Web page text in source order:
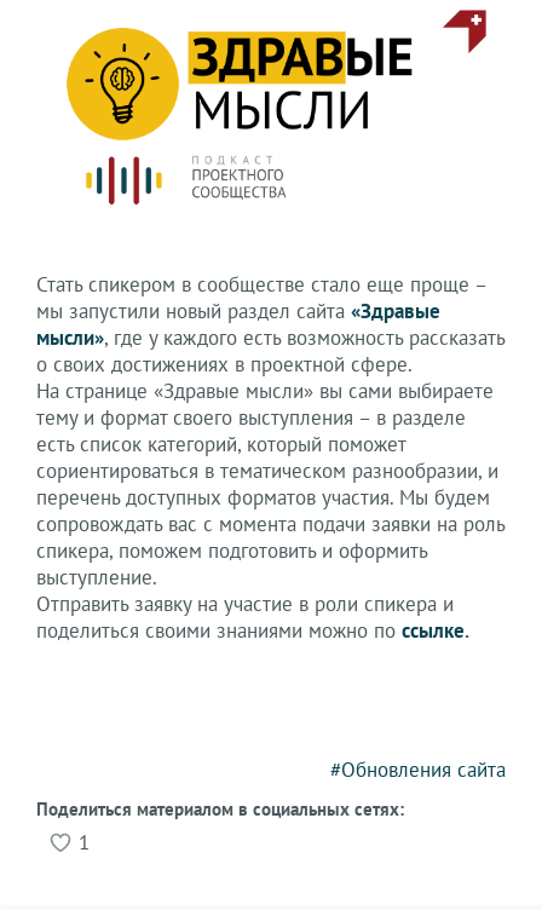
Стать спикером в сообществе стало еще проще –
мы запустили новый раздел сайта «Здравые
мысли», где у каждого есть возможность рассказать
о своих достижениях в проектной сфере.
На странице «Здравые мысли» вы сами выбираете
тему и формат своего выступления – в разделе
есть список категорий, который поможет
сориентироваться в тематическом разнообразии, и
перечень доступных форматов участия. Мы будем
сопровождать вас с момента подачи заявки на роль
спикера, поможем подготовить и оформить
выступление.
Отправить заявку на участие в роли спикера и
поделиться своими знаниями можно по ссылке.
#Обновления сайта
Поделиться материалом в социальных сетях:
1